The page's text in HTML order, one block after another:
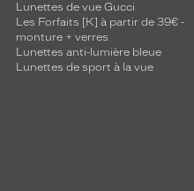
Lunettes de vue Gucci
Les Forfaits [K] à partir de 39€ -
monture + verres
Lunettes anti-lumière bleue
Lunettes de sport à la vue